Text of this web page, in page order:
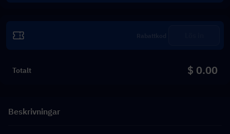
Totalt $ 0.00
Beskrivningar